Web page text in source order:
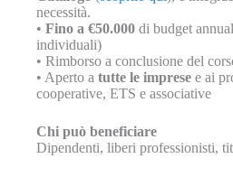
necessità.
• Fino a €50.000 di budget
individuali)
• Rimborso a conclusione del
• Aperto a tutte le imprese e ai
cooperative, ETS e associative
Chi può beneficiare
Dipendenti, liberi professionisti,